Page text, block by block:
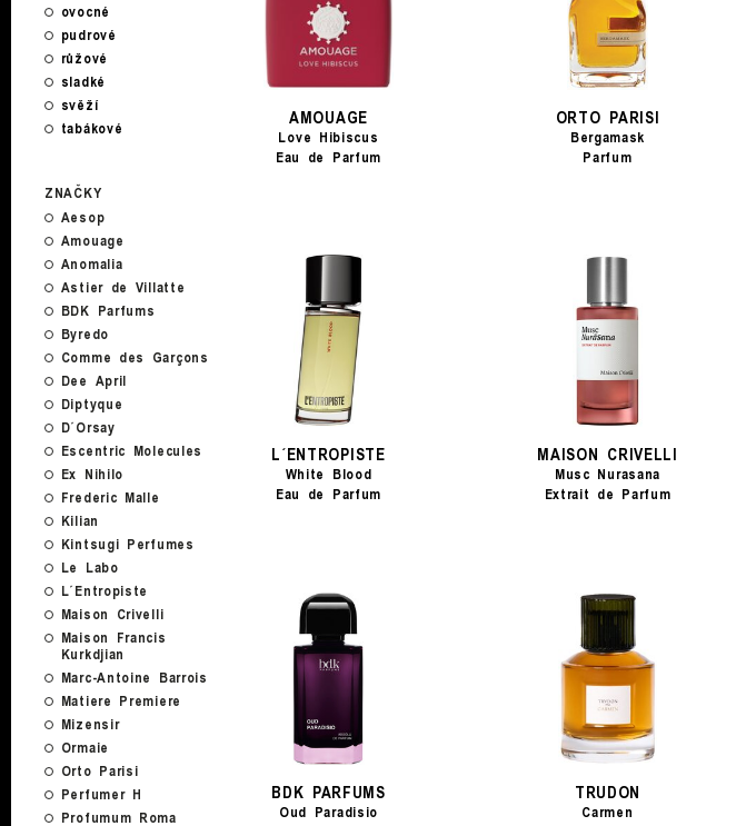
ovocné
pudrové
růžové
sladké
svěží
tabákové
ZNAČKY
Aesop
Amouage
Anomalia
Astier de Villatte
BDK Parfums
Byredo
Comme des Garçons
Dee April
Diptyque
D´Orsay
Escentric Molecules
Ex Nihilo
Frederic Malle
Kilian
Kintsugi Perfumes
Le Labo
L´Entropiste
Maison Crivelli
Maison Francis
Kurkdjian
Marc-Antoine Barrois
Matiere Premiere
Mizensir
Ormaie
Orto Parisi
Perfumer H
Profumum Roma
AMOUAGE
Love Hibiscus
Eau de Parfum
ORTO PARISI
Bergamask
Parfum
L´ENTROPISTE
White Blood
Eau de Parfum
MAISON CRIVELLI
Musc Nurasana
Extrait de Parfum
BDK PARFUMS
Oud Paradisio
TRUDON
Carmen